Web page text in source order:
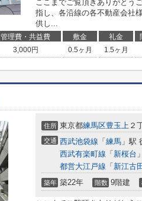
ここまでご覧頂きありがとう
指し、各沿線の各不動産会社
供し...
管理費・共益費 敷金 礼金
3,000円 0.5ヶ月 1.5ヶ月
住所 東京都練馬区豊玉上 ２
交通 西武池袋線 「 練馬 」駅
西武有楽町線 「 新桜台
都営大江戸線 「 新江古田
築年 築22年 階数 9階建